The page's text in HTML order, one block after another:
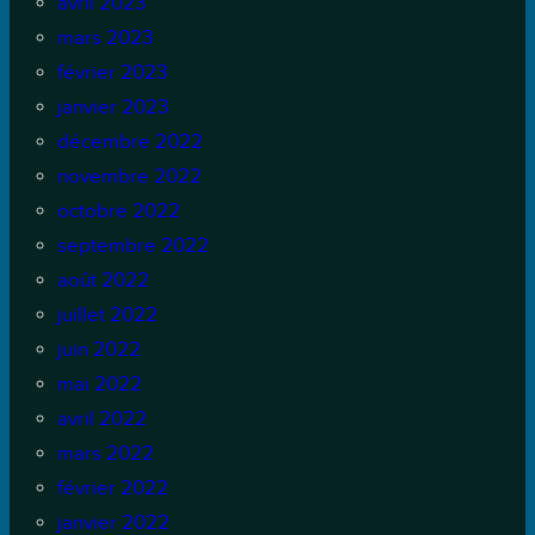
mars 2023
février 2023
janvier 2023
décembre 2022
novembre 2022
octobre 2022
septembre 2022
août 2022
juillet 2022
juin 2022
mai 2022
avril 2022
mars 2022
février 2022
janvier 2022